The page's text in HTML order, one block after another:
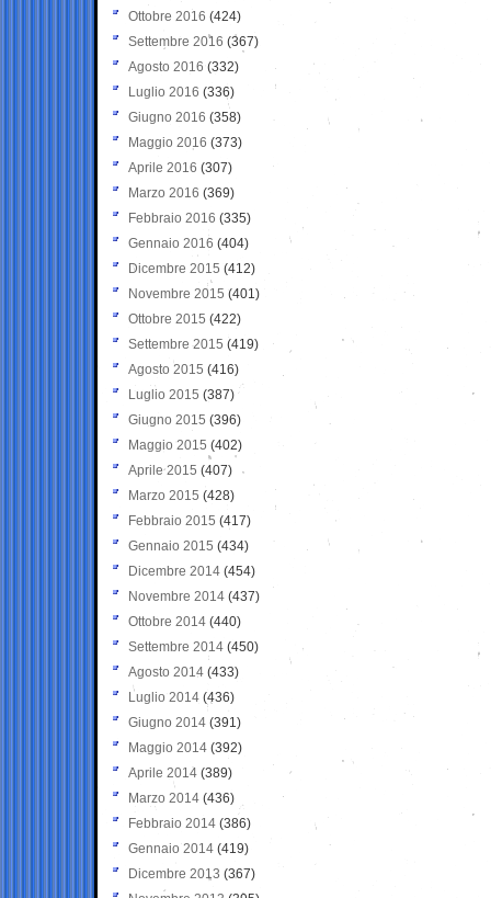
Ottobre 2016 (424)
Settembre 2016 (367)
Agosto 2016 (332)
Luglio 2016 (336)
Giugno 2016 (358)
Maggio 2016 (373)
Aprile 2016 (307)
Marzo 2016 (369)
Febbraio 2016 (335)
Gennaio 2016 (404)
Dicembre 2015 (412)
Novembre 2015 (401)
Ottobre 2015 (422)
Settembre 2015 (419)
Agosto 2015 (416)
Luglio 2015 (387)
Giugno 2015 (396)
Maggio 2015 (402)
Aprile 2015 (407)
Marzo 2015 (428)
Febbraio 2015 (417)
Gennaio 2015 (434)
Dicembre 2014 (454)
Novembre 2014 (437)
Ottobre 2014 (440)
Settembre 2014 (450)
Agosto 2014 (433)
Luglio 2014 (436)
Giugno 2014 (391)
Maggio 2014 (392)
Aprile 2014 (389)
Marzo 2014 (436)
Febbraio 2014 (386)
Gennaio 2014 (419)
Dicembre 2013 (367)